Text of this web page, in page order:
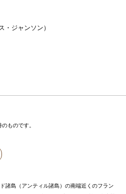
ジャンソン）
ものです。
諸島（アンティル諸島）の南端近くのフラン